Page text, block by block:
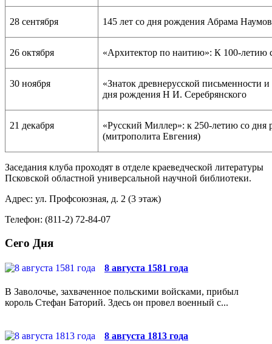
28 сентября 145 лет со дня рождения Абрама
26 октября «Архитектор по наитию»: К 100-летию
30 ноября
«Знаток древнерусской письменности
дня рождения Н И. Серебрянского
21 декабря
«Русский Миллер»: к 250-летию со
(митрополита Евгения)
Заседания клуба проходят в отделе краеведческой литературы
Псковской областной универсальной научной библиотеки.
Адрес: ул. Профсоюзная, д. 2 (3 этаж)
Телефон: (811-2) 72-84-07
Сего Дня
8 августа 1581 года
В Заволочье, захваченное польскими войсками, прибыл
король Стефан Баторий. Здесь он провел военный с...
8 августа 1813 года